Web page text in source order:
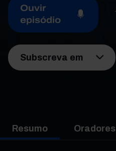
Ouvir
episódio
Subscreva em
Resumo Oradores